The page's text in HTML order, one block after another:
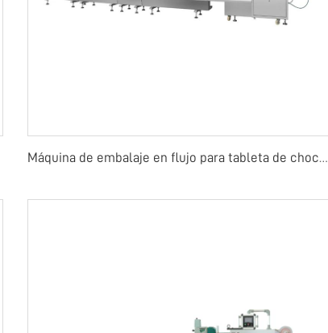
Máquina de embalaje en flujo para tableta de chocolate o caramelo